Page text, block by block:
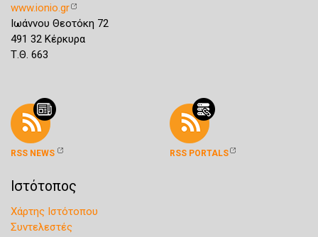
www.ionio.gr
Ιωάννου Θεοτόκη 72
491 32 Κέρκυρα
Τ.Θ. 663
RSS NEWS RSS PORTALS
Ιστότοπος
Χάρτης Ιστότοπου
Συντελεστές